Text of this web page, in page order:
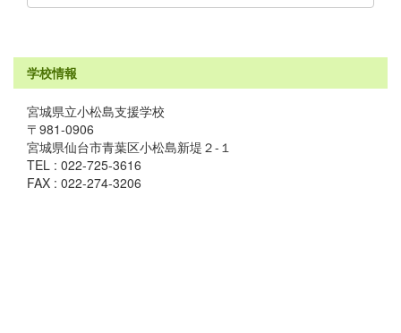
学校情報
宮城県立小松島支援学校
〒981-0906
宮城県仙台市青葉区小松島新堤２-１
TEL : 022-725-3616
FAX : 022-274-3206